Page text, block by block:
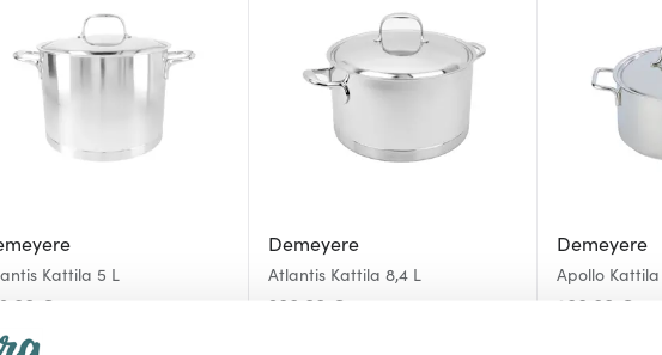
Kattila 5 L
€
Muutama jäljellä
Demeyere
Atlantis Kattila 8,4 L
380.00 €
Demeyere
Apollo
208.00 €